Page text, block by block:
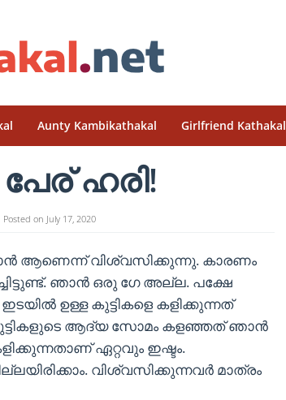
Aunty Kambikathakal Girlfriend Kathakal
ഹരി!
Posted on July 17, 2020
ആണെന്ന് വിശ്വസിക്കുന്നു. കാരണം
ഞാൻ ഒരു ഗേ അല്ല. പക്ഷേ
ഉള്ള കുട്ടികളെ കളിക്കുന്നത്
ആദ്യ സോമം കളഞ്ഞത് ഞാൻ
ഏറ്റവും ഇഷ്ടം.
വിശ്വസിക്കുന്നവർ മാത്രം